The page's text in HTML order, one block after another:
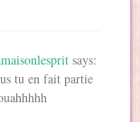
says:
tu en fait partie